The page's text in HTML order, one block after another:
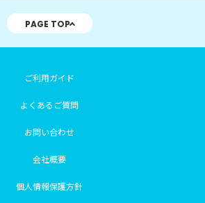
PAGE TOP
ご利用ガイド
よくあるご質問
お問い合わせ
会社概要
個人情報保護方針